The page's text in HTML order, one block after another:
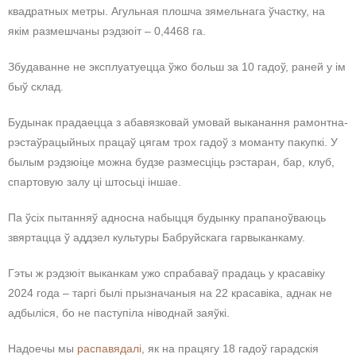
квадратных метры. Агульная плошча зямельнага ўчастку, на
якім размешчаны рэдзюіт – 0,4468 га.
Збудаванне не эксплуатуецца ўжо больш за 10 гадоў, раней у ім
быў склад.
Будынак прадаецца з абавязковай умовай выканання рамонтна-
рэстаўрацыйных працаў цягам трох гадоў з моманту пакупкі. У
былым рэдзюіце можна будзе размесціць рэстаран, бар, клуб,
спартовую залу ці штосьці іншае.
Па ўсіх пытанняў адносна набыцця будынку прапаноўваюць
звяртацца ў аддзел культуры Бабруйскага гарвыканкаму.
Гэты ж рэдзюіт выканкам ужо спрабаваў прадаць у красавіку
2024 года – таргі былі прызначаныя на 22 красавіка, аднак не
адбыліся, бо не паступіла ніводнай заяўкі.
Надоечы мы распавядалі, як на працягу 18 гадоў гарадскія